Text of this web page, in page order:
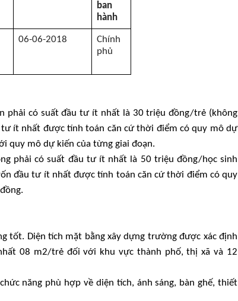
ban
hành
06-06-2018
Chính
phủ
phải có suất đầu tư ít nhất là 30 triệu đồng/trẻ (không
tư ít nhất được tính toán căn cứ thời điểm có quy mô dự
quy mô dự kiến của từng giai đoạn.
phải có suất đầu tư ít nhất là 50 triệu đồng/học sinh
đầu tư ít nhất được tính toán căn cứ thời điểm có quy
tốt. Diện tích mặt bằng xây dựng trường được xác định
08 m2/trẻ đối với khu vực thành phố, thị xã và 12
năng phù hợp về diện tích, ánh sáng, bàn ghế, thiết